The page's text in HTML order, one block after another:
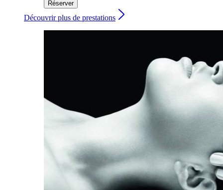
Réserver
Découvrir plus de prestations